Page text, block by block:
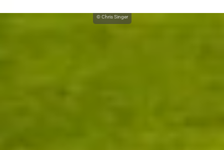
© Chris Singer